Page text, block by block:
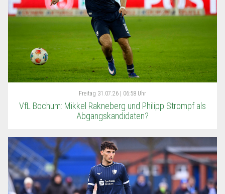
Freitag 31.07.26 | 06:58 Uhr
VfL Bochum: Mikkel Rakneberg und Philipp Strompf als
Abgangskandidaten?